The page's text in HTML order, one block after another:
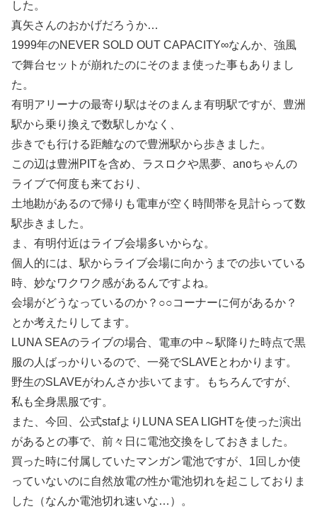
した。
真矢さんのおかげだろうか…
1999年のNEVER SOLD OUT CAPACITY∞なんか、強風
で舞台セットが崩れたのにそのまま使った事もありまし
た。
有明アリーナの最寄り駅はそのまんま有明駅ですが、豊洲
駅から乗り換えで数駅しかなく、
歩きでも行ける距離なので豊洲駅から歩きました。
この辺は豊洲PITを含め、ラスロクや黒夢、anoちゃんの
ライブで何度も来ており、
土地勘があるので帰りも電車が空く時間帯を見計らって数
駅歩きました。
ま、有明付近はライブ会場多いからな。
個人的には、駅からライブ会場に向かうまでの歩いている
時、妙なワクワク感があるんですよね。
会場がどうなっているのか？○○コーナーに何があるか？
とか考えたりしてます。
LUNA SEAのライブの場合、電車の中～駅降りた時点で黒
服の人ばっかりいるので、一発でSLAVEとわかります。
野生のSLAVEがわんさか歩いてます。もちろんですが、
私も全身黒服です。
また、今回、公式stafよりLUNA SEA LIGHTを使った演出
があるとの事で、前々日に電池交換をしておきました。
買った時に付属していたマンガン電池ですが、1回しか使
っていないのに自然放電の性か電池切れを起こしておりま
した（なんか電池切れ速いな…）。